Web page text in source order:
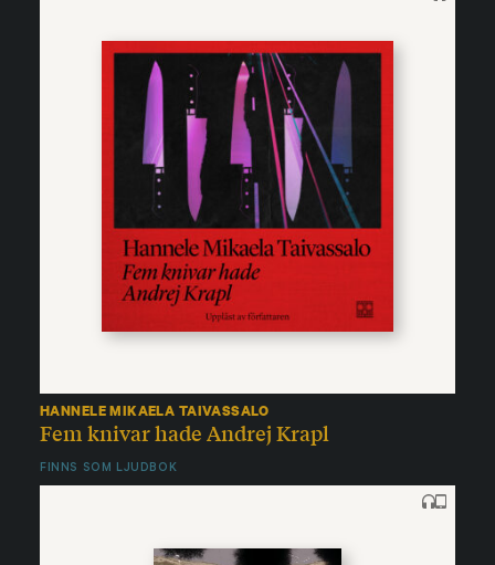
HANNELE MIKAELA TAIVASSALO
Fem knivar hade Andrej Krapl
FINNS SOM LJUDBOK